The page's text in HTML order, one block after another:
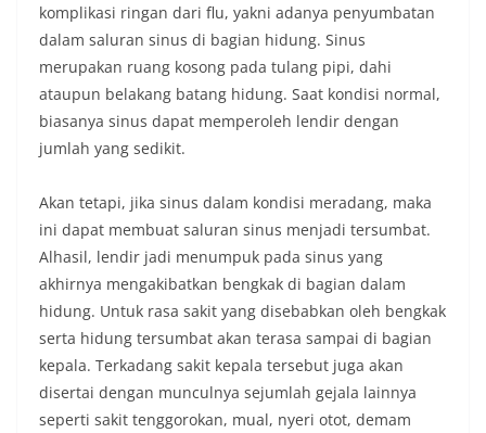
komplikasi ringan dari flu, yakni adanya penyumbatan
dalam saluran sinus di bagian hidung. Sinus
merupakan ruang kosong pada tulang pipi, dahi
ataupun belakang batang hidung. Saat kondisi normal,
biasanya sinus dapat memperoleh lendir dengan
jumlah yang sedikit.
Akan tetapi, jika sinus dalam kondisi meradang, maka
ini dapat membuat saluran sinus menjadi tersumbat.
Alhasil, lendir jadi menumpuk pada sinus yang
akhirnya mengakibatkan bengkak di bagian dalam
hidung. Untuk rasa sakit yang disebabkan oleh bengkak
serta hidung tersumbat akan terasa sampai di bagian
kepala. Terkadang sakit kepala tersebut juga akan
disertai dengan munculnya sejumlah gejala lainnya
seperti sakit tenggorokan, mual, nyeri otot, demam